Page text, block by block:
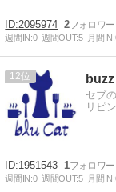
2095974 2
週間IN:0 週間OUT:5 月間IN:
12
セブ
リピ
1951543 1
週間IN:0 週間OUT:5 月間IN: